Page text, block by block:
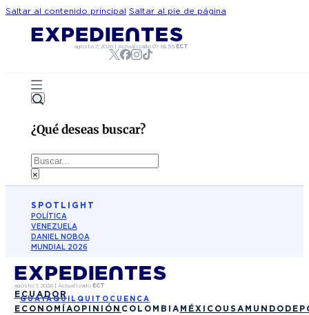
Saltar al contenido principal Saltar al pie de página
agosto 7, 2026| Actualizado 07:18:55 ECT
¿Qué deseas buscar?
Buscar
×
SPOTLIGHT
POLÍTICA
VENEZUELA
DANIEL NOBOA
MUNDIAL 2026
agosto 7, 2026| Actualizado ECT
ECUADOR
GUAYAQUIL QUITO CUENCA
ECONOMÍAOPINIÓN COLOMBIA MÉXICO USA MUNDO